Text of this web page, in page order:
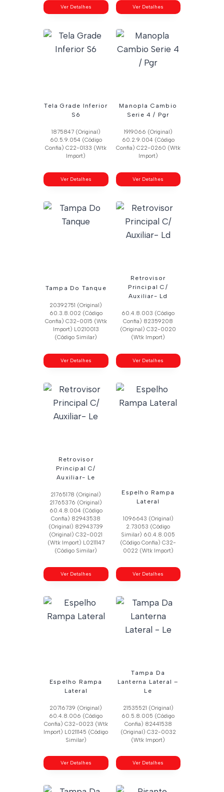
Ver Detalhes Ver Detalhes
Tela Grade Inferior
S6
1875847 (Original)
60.5.9.054 (Código
Confia) C22-0133 (Wtk
Import)
Ver Detalhes
Manopla Cambio
Serie 4 / Pgr
1919066 (Original)
60.2.9.004 (Código
Confia) C22-0260 (Wtk
Import)
Ver Detalhes
Tampa Do Tanque
20392751 (Original)
60.3.8.002 (Código
Confia) C32-0015 (Wtk
Import) L0210013
(Código Similar)
Ver Detalhes
Retrovisor
Principal C/
Auxiliar- Ld
60.4.8.003 (Código
Confia) 82359208
(Original) C32-0020
(Wtk Import)
Ver Detalhes
Retrovisor
Principal C/
Auxiliar- Le
21765178 (Original)
21765376 (Original)
60.4.8.004 (Código
Confia) 82943538
(Original) 82943739
(Original) C32-0021
(Wtk Import) L0211147
(Código Similar)
Ver Detalhes
Espelho Rampa
Lateral
1096643 (Original)
2.73053 (Código
Similar) 60.4.8.005
(Código Confia) C32-
0022 (Wtk Import)
Ver Detalhes
Espelho Rampa
Lateral
20716739 (Original)
60.4.8.006 (Código
Confia) C32-0023 (Wtk
Import) L0211145 (Código
Similar)
Ver Detalhes
Tampa Da
Lanterna Lateral –
Le
21535521 (Original)
60.5.8.005 (Código
Confia) 82441538
(Original) C32-0032
(Wtk Import)
Ver Detalhes